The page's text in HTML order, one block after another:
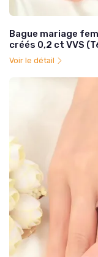
Bague mariage
créés 0,2 ct VVS
Voir le détail